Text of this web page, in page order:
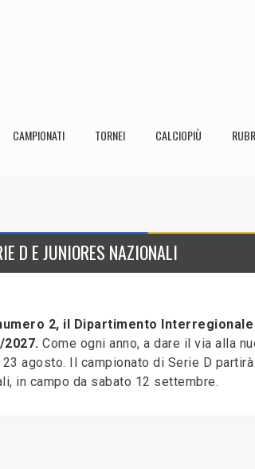
CAMPIONATI TORNEI CALCIOPIÙ
D E JUNIORES NAZIONALI
2, il Dipartimento
Come ogni anno, a dare il via alla
agosto. Il campionato di Serie D
in campo da sabato 12 settembre.